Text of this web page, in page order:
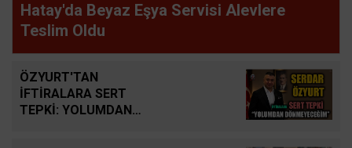
Hatay'da Beyaz Eşya Servisi Alevlere
Teslim Oldu
ÖZYURT'TAN
İFTİRALARA SERT
TEPKİ: YOLUMDAN